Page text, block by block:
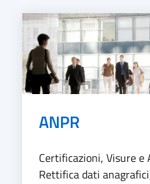
ANPR
Certificazioni, Visure
Rettifica dati